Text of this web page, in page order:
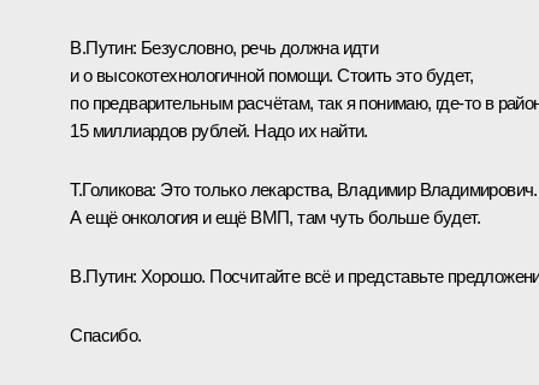
В.Путин: Безусловно, речь должна идти
и о высокотехнологичной помощи. Стоить это будет,
по предварительным расчётам, так я понимаю, где‑то в
15 миллиардов рублей. Надо их найти.
Т.Голикова: Это только лекарства, Владимир Владимирович.
А ещё онкология и ещё ВМП, там чуть больше будет.
В.Путин: Хорошо. Посчитайте всё и представьте
Спасибо.